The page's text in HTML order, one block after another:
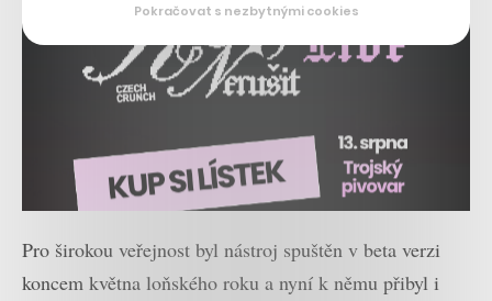
Pro širokou veřejnost byl nástroj spuštěn v beta verzi
koncem května loňského roku a nyní k němu přibyl i
Pokračovat s nezbytnými cookies